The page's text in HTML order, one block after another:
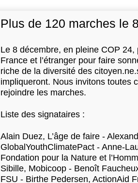
Plus de 120 marches le
Le 8 décembre, en pleine COP
France et l’étranger pour faire
riche de la diversité des
impliqueront. Nous invitons toutes
rejoindre les marches.
Liste des signataires :
Alain Duez, L’âge de faire -
GlobalYouthClimatePact - Anne-
Fondation pour la Nature et
Sibille, Mobicoop - Benoît
FSU - Birthe Pedersen, ActionAid